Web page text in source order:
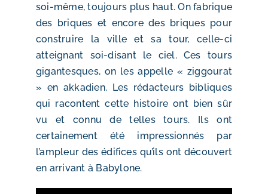
soi-même, toujours plus haut. On fabrique
des briques et encore des briques pour
construire la ville et sa tour, celle-ci
atteignant soi-disant le ciel. Ces tours
gigantesques, on les appelle « ziggourat
» en akkadien. Les rédacteurs bibliques
qui racontent cette histoire ont bien sûr
vu et connu de telles tours. Ils ont
certainement été impressionnés par
l’ampleur des édifices qu’ils ont découvert
en arrivant à Babylone.